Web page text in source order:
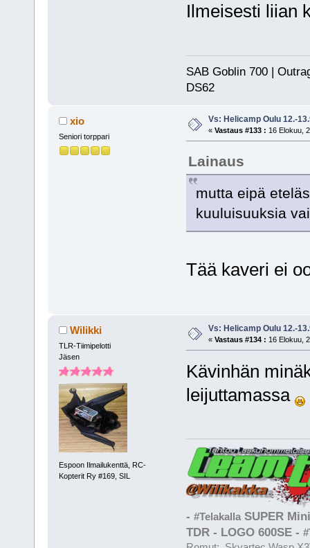
Ilmeisesti liian
SAB Goblin 700 |
DS62
xio
Seniori torppari
Vs: Helicamp Oulu 12.-
« Vastaus #133 : 16 Elokuu,
Lainaus
mutta eipä
kuuluisuuksia
Tää kaveri ei
Wilikki
TLR-Tiimipelotti
Jäsen
Espoon Ilmailukenttä, RC-
Kopterit Ry #169, SIL
Vs: Helicamp Oulu 12.-
« Vastaus #134 : 16 Elokuu,
Kävinhän
leijuttamassa
- #TelakallaSUPER
TDR - LOGO 600SE -